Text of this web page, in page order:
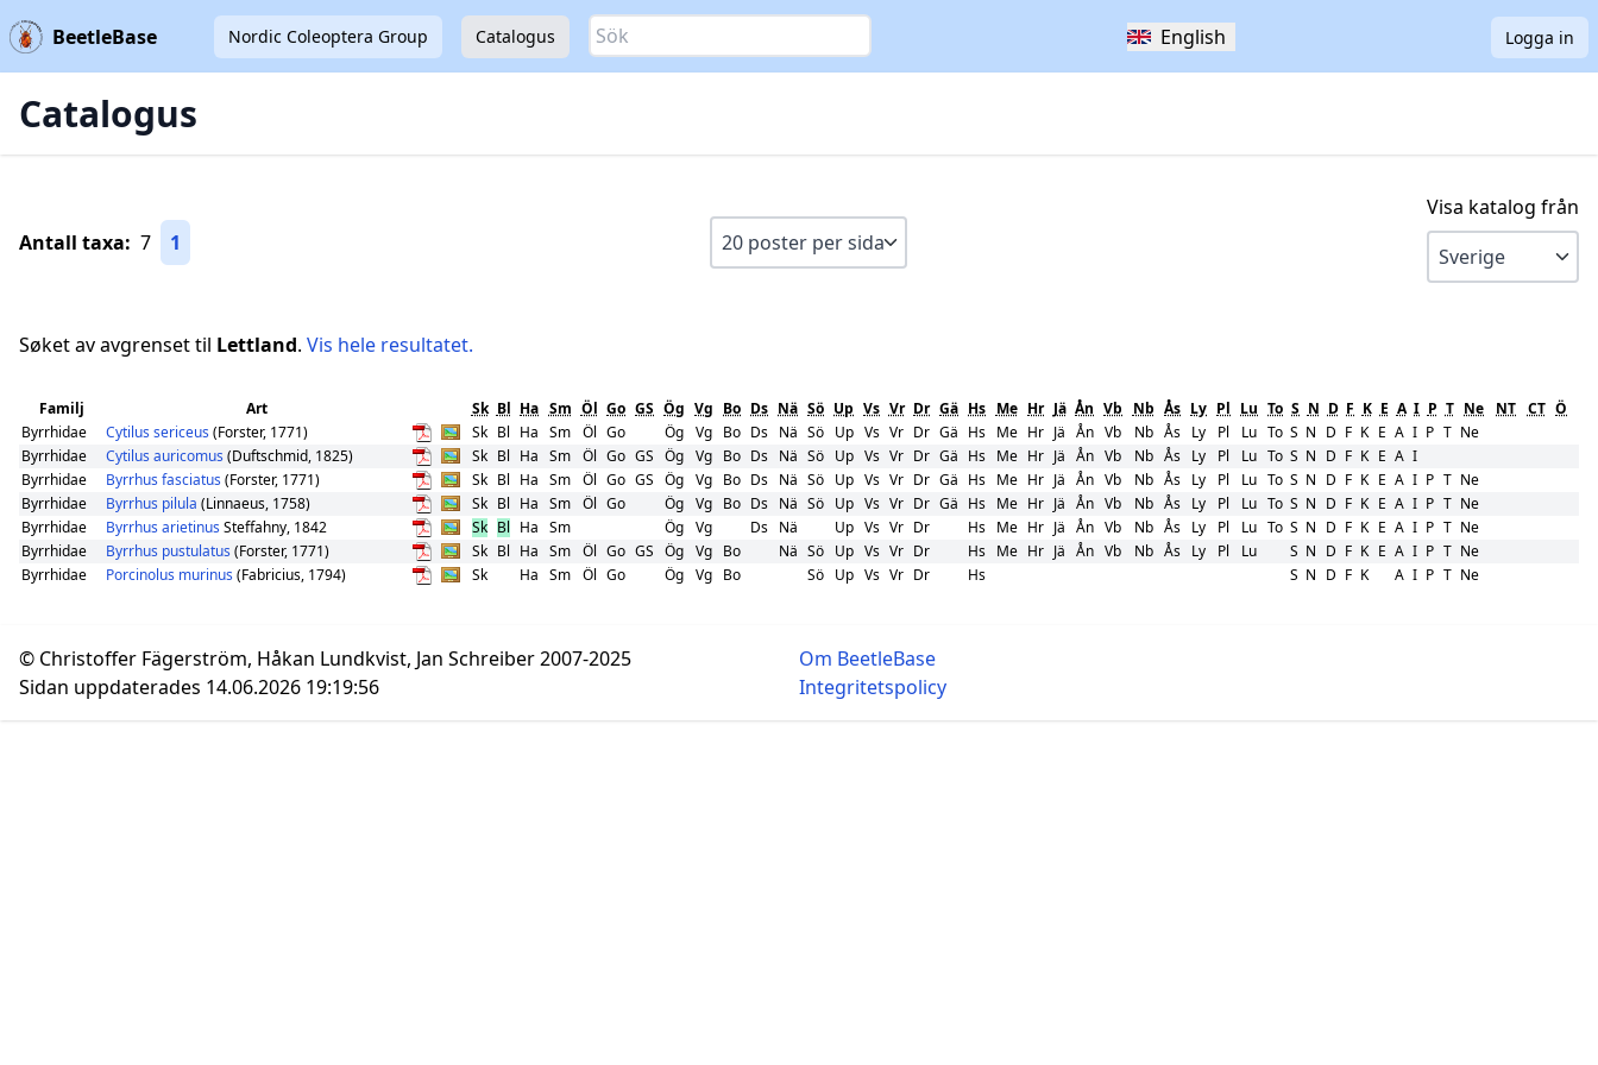
BeetleBase Nordic Coleoptera Group Catalogus Sök English Logga in
Catalogus
Antall taxa: 7 1
Visa katalog från
Søket av avgrenset til Lettland. Vis hele resultatet.
Familj Art Sk Bl Ha Sm Öl Go GS Ög Vg Bo Ds Nä Sö Up Vs Vr Dr Gä Hs Me Hr Jä Ån Vb Nb Ås Ly Pl Lu To S N D F K E A I P T Ne NT CT Ö
Byrrhidae
Cytilus sericeus (Forster, 1771) Sk Bl Ha Sm Öl Go Ög Vg Bo Ds Nä Sö Up Vs Vr Dr Gä Hs Me Hr Jä Ån Vb Nb Ås Ly Pl Lu To S N D F K E A I P T Ne
Byrrhidae
Cytilus auricomus (Duftschmid, 1825) Sk Bl Ha Sm Öl Go GS Ög Vg Bo Ds Nä Sö Up Vs Vr Dr Gä Hs Me Hr Jä Ån Vb Nb Ås Ly Pl Lu To S N D F K E A I
Byrrhidae
Byrrhus fasciatus (Forster, 1771) Sk Bl Ha Sm Öl Go GS Ög Vg Bo Ds Nä Sö Up Vs Vr Dr Gä Hs Me Hr Jä Ån Vb Nb Ås Ly Pl Lu To S N D F K E A I P T Ne
Byrrhidae
Byrrhus pilula (Linnaeus, 1758) Sk Bl Ha Sm Öl Go Ög Vg Bo Ds Nä Sö Up Vs Vr Dr Gä Hs Me Hr Jä Ån Vb Nb Ås Ly Pl Lu To S N D F K E A I P T Ne
Byrrhidae
Byrrhus arietinus Steffahny, 1842 Sk Bl Ha Sm Ög Vg Ds Nä Up Vs Vr Dr Hs Me Hr Jä Ån Vb Nb Ås Ly Pl Lu To S N D F K E A I P T Ne
Byrrhidae
Byrrhus pustulatus (Forster, 1771) Sk Bl Ha Sm Öl Go GS Ög Vg Bo Nä Sö Up Vs Vr Dr Hs Me Hr Jä Ån Vb Nb Ås Ly Pl Lu S N D F K E A I P T Ne
Byrrhidae
Porcinolus murinus (Fabricius, 1794) Sk Ha Sm Öl Go Ög Vg Bo Sö Up Vs Vr Dr Hs S N D F K A I P T Ne
© Christoffer Fägerström, Håkan Lundkvist, Jan Schreiber 2007-2025
Sidan uppdaterades 14.06.2026 19:19:56
Om BeetleBase
Integritetspolicy